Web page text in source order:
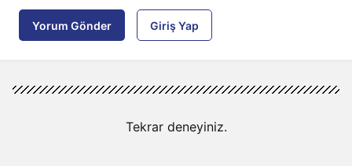
Yorum Gönder Giriş Yap
Tekrar deneyiniz.